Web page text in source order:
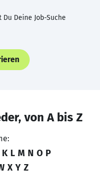
Deine Job-Suche
von A bis Z
K L M N O P
X Y Z